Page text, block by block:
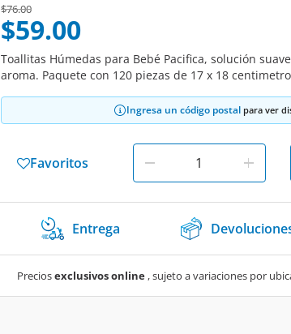
Price reduced from
$76.00to
$59.00
Toallitas Húmedas para Bebé Pacifica, solución
aroma. Paquete con 120 piezas de 17 x 18
Ingresa un código postal para ver
Favoritos
Entrega
Preciosexclusivos online, sujeto a variaciones por